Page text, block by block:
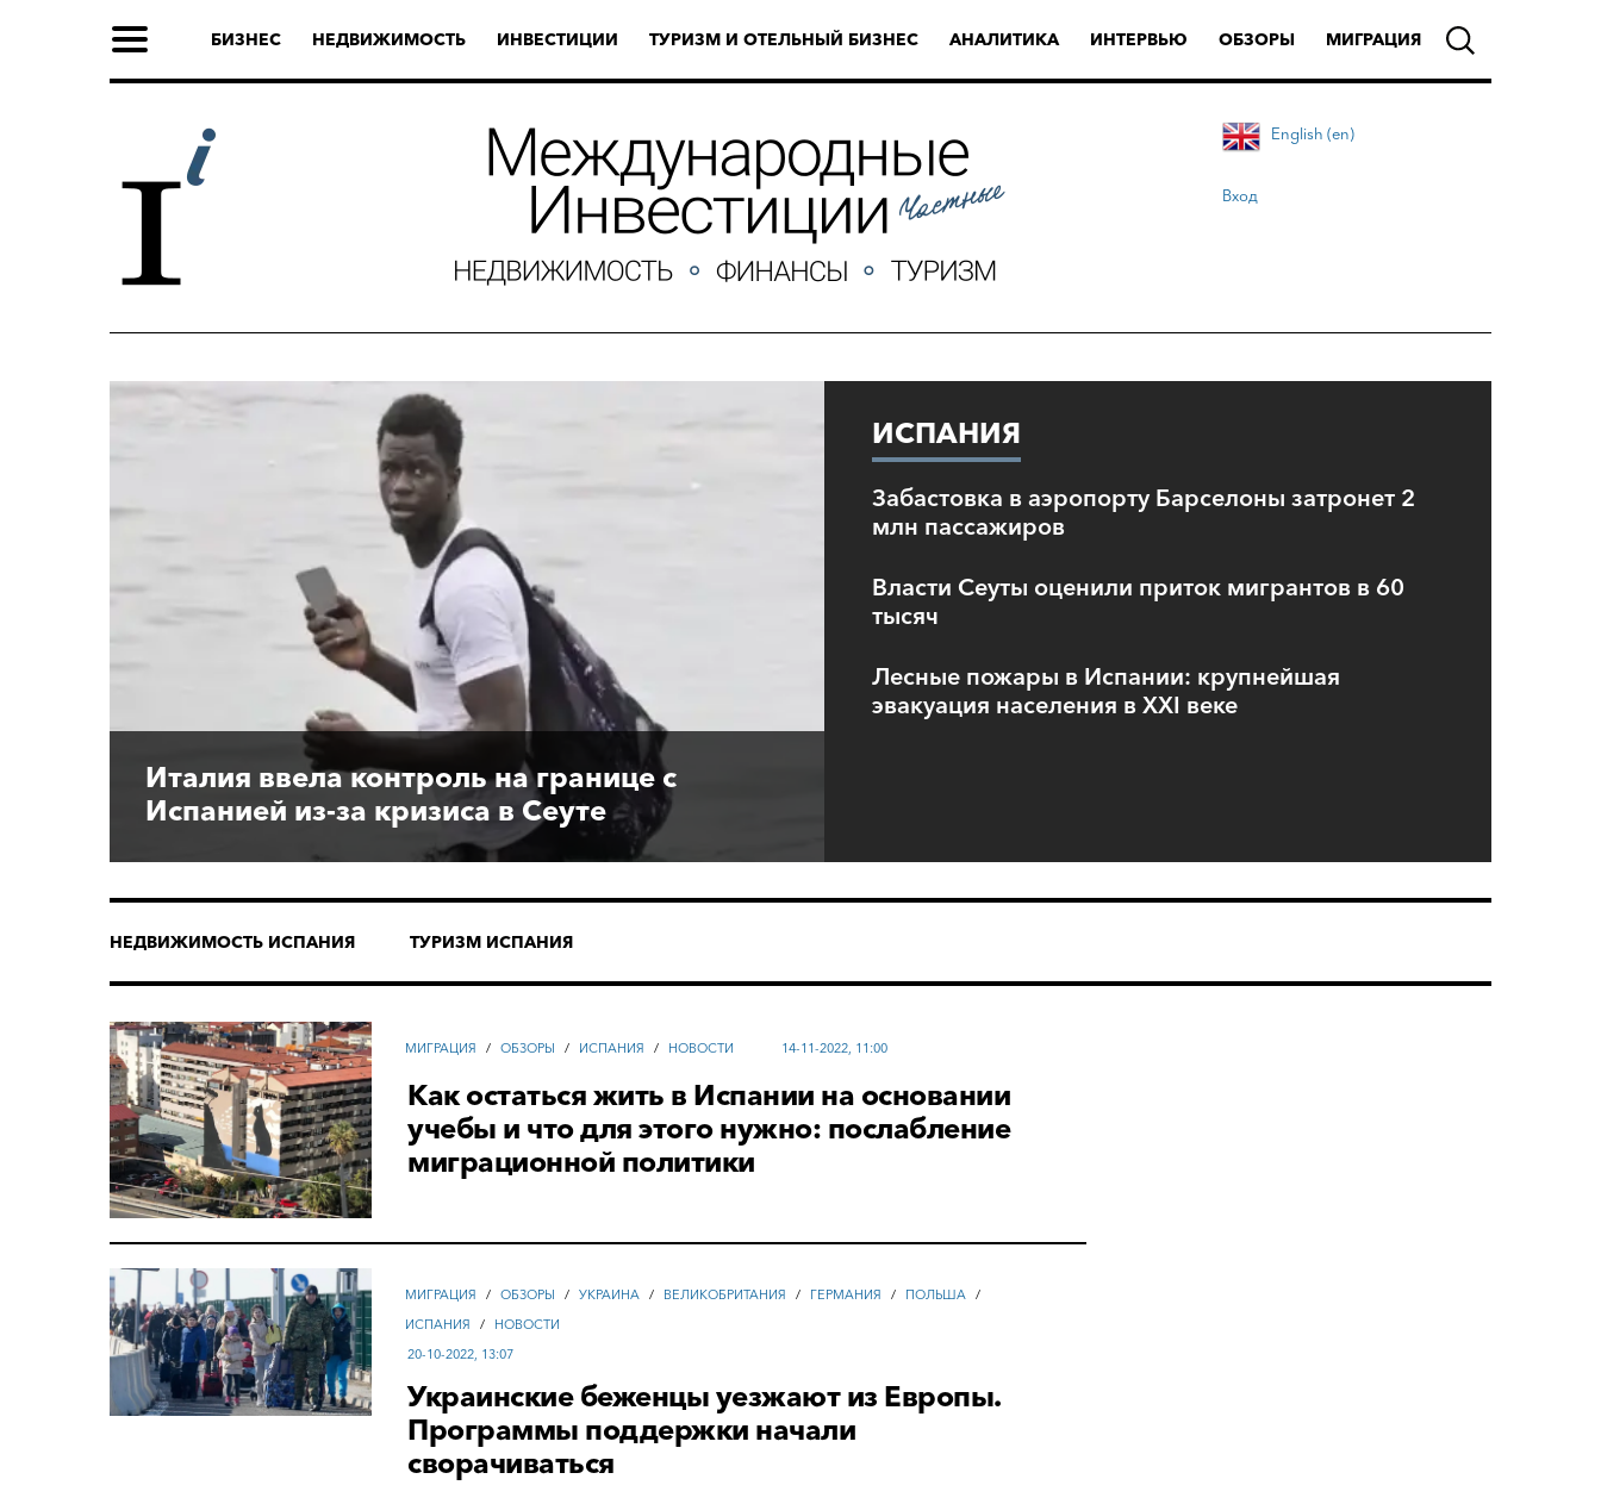
БИЗНЕС НЕДВИЖИМОСТЬ ИНВЕСТИЦИИ ТУРИЗМ И ОТЕЛЬНЫЙ БИЗНЕС АНАЛИТИКА ИНТЕРВЬЮ ОБЗОРЫ МИГРАЦИЯ
English (en)
Вход
Италия ввела контроль на границе с
Испанией из-за кризиса в Сеуте
ИСПАНИЯ
Забастовка в аэропорту Барселоны затронет 2
млн пассажиров
Власти Сеуты оценили приток мигрантов в 60
тысяч
Лесные пожары в Испании: крупнейшая
эвакуация населения в XXI веке
НЕДВИЖИМОСТЬ ИСПАНИЯ ТУРИЗМ ИСПАНИЯ
МИГРАЦИЯ / ОБЗОРЫ / ИСПАНИЯ / НОВОСТИ 14-11-2022, 11:00
Как остаться жить в Испании на основании
учебы и что для этого нужно: послабление
миграционной политики
МИГРАЦИЯ / ОБЗОРЫ / УКРАИНА / ВЕЛИКОБРИТАНИЯ / ГЕРМАНИЯ / ПОЛЬША /
ИСПАНИЯ
/
НОВОСТИ
20-10-2022, 13:07
Украинские беженцы уезжают из Европы.
Программы поддержки начали
сворачиваться